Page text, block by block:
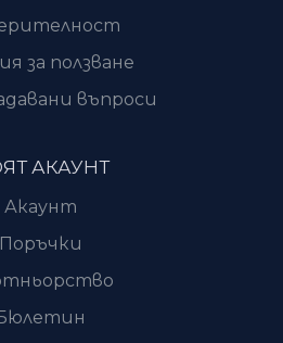
за ползване
въпроси
АКАУНТ
Акаунт
Поръчки